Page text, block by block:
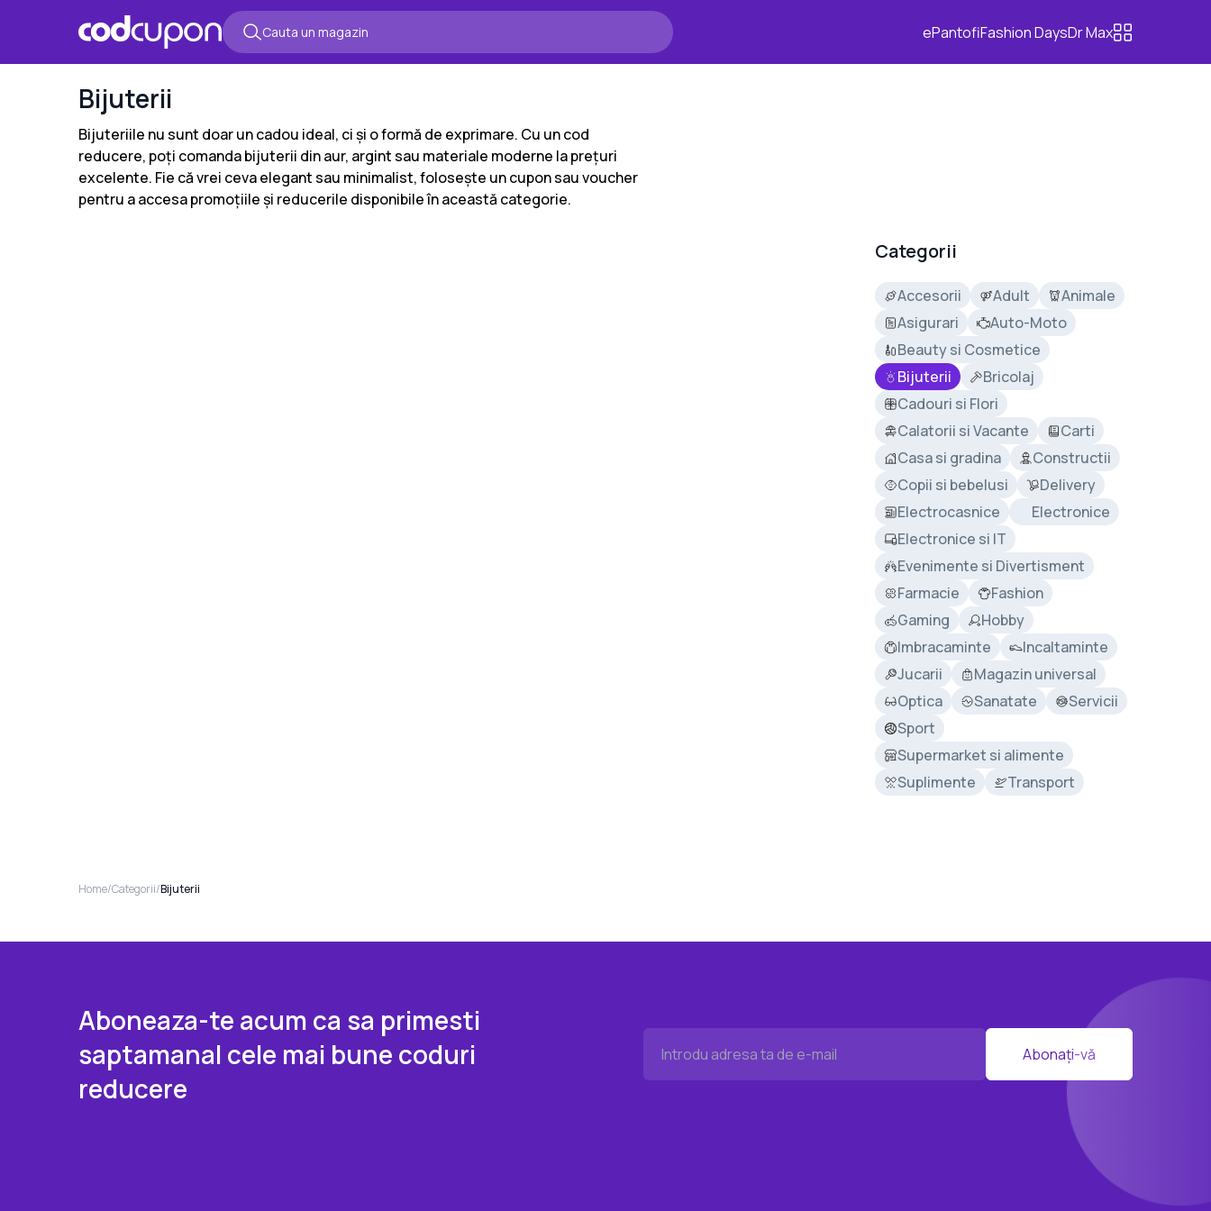
ePantofiFashion DaysDr Max
Bijuterii
Bijuteriile nu sunt doar un cadou ideal, ci și o formă de exprimare. Cu un cod
reducere, poți comanda bijuterii din aur, argint sau materiale moderne la prețuri
excelente. Fie că vrei ceva elegant sau minimalist, folosește un cupon sau voucher
pentru a accesa promoțiile și reducerile disponibile în această categorie.
Categorii
Accesorii Adult
Animale
Asigurari
Auto-Moto
Beauty si Cosmetice
Bijuterii
Bricolaj
Cadouri si Flori
Calatorii si Vacante
Carti
Casa si gradina
Constructii
Copii si bebelusi
Delivery
Electrocasnice
Electronice
Electronice si IT
Evenimente si Divertisment
Farmacie
Fashion
Gaming
Hobby
Imbracaminte
Incaltaminte
Jucarii
Magazin universal
Optica
Sanatate
Servicii
Sport
Supermarket si alimente
Suplimente
Transport
Home/Categorii/Bijuterii
Aboneaza-te acum ca sa primesti
saptamanal cele mai bune coduri
reducere
Abonați-vă